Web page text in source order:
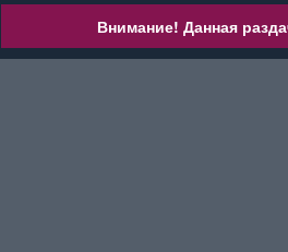
Внимание! Данная